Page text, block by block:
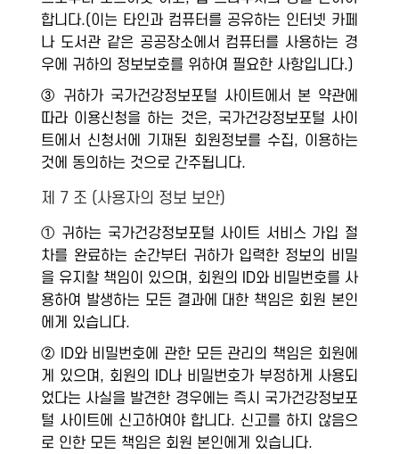
합니다.(이는 타인과 컴퓨터를 공유하는 인터넷 카페
나 도서관 같은 공공장소에서 컴퓨터를 사용하는 경
우에 귀하의 정보보호를 위하여 필요한 사항입니다.)
③ 귀하가 국가건강정보포털 사이트에서 본 약관에
따라 이용신청을 하는 것은, 국가건강정보포털 사이
트에서 신청서에 기재된 회원정보를 수집, 이용하는
것에 동의하는 것으로 간주됩니다.
제 7 조 (사용자의 정보 보안)
① 귀하는 국가건강정보포털 사이트 서비스 가입 절
차를 완료하는 순간부터 귀하가 입력한 정보의 비밀
을 유지할 책임이 있으며, 회원의 ID와 비밀번호를 사
용하여 발생하는 모든 결과에 대한 책임은 회원 본인
에게 있습니다.
② ID와 비밀번호에 관한 모든 관리의 책임은 회원에
게 있으며, 회원의 ID나 비밀번호가 부정하게 사용되
었다는 사실을 발견한 경우에는 즉시 국가건강정보포
털 사이트에 신고하여야 합니다. 신고를 하지 않음으
로 인한 모든 책임은 회원 본인에게 있습니다.